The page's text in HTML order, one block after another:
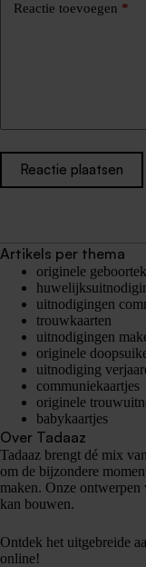
Reactie toevoegen *
Reactie plaatsen
Artikels per thema
originele
uitnodigingen
trouwkaarten
uitnodigingen
originele
uitnodiging
communiekaartjes
originele
babykaartjes
Over Tadaaz
Tadaaz brengt dé mix
om de bijzondere
maken. Onze
kan bouwen.
Ontdek het uitgebreide
online!